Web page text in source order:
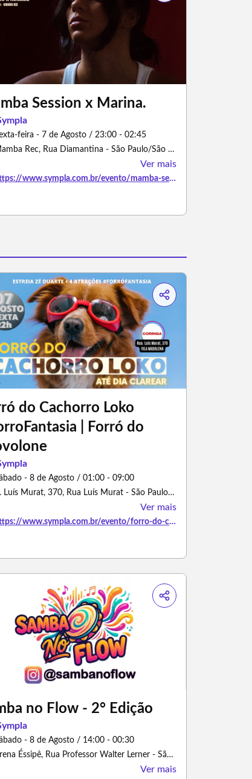
Session x Marina.
feira - 7 de Agosto / 23:00 - 02:45
Mamba Rec, Rua Diamantina - São Paulo/São Paulo
Ver mais
https://www.sympla.com.br/evento/mamba-session-x-marina/3490683
do Cachorro Loko
| Forró do
- 8 de Agosto / 01:00 - 09:00
R. Luís Murat, 370, Rua Luís Murat - São Paulo/São Paulo
Ver mais
https://www.sympla.com.br/evento/forro-do-cachorro-loko-forrofantasia-forro-do-provolone/3475426
no Flow - 2° Edição
- 8 de Agosto / 14:00 - 00:30
Arena Éssipê, Rua Professor Walter Lerner - São Paulo/São Paulo
Ver mais